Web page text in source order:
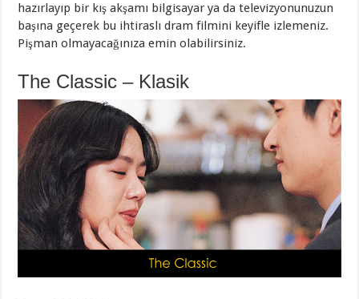
hazırlayıp bir kış akşamı bilgisayar ya da televizyonunuzun
başına geçerek bu ihtiraslı dram filmini keyifle izlemeniz.
Pişman olmayacağınıza emin olabilirsiniz.
The Classic – Klasik